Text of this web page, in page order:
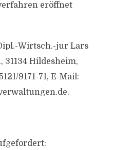
eröffnet
Wirtsch.-jur Lars
Hildesheim,
9171-71, E-Mail:
.